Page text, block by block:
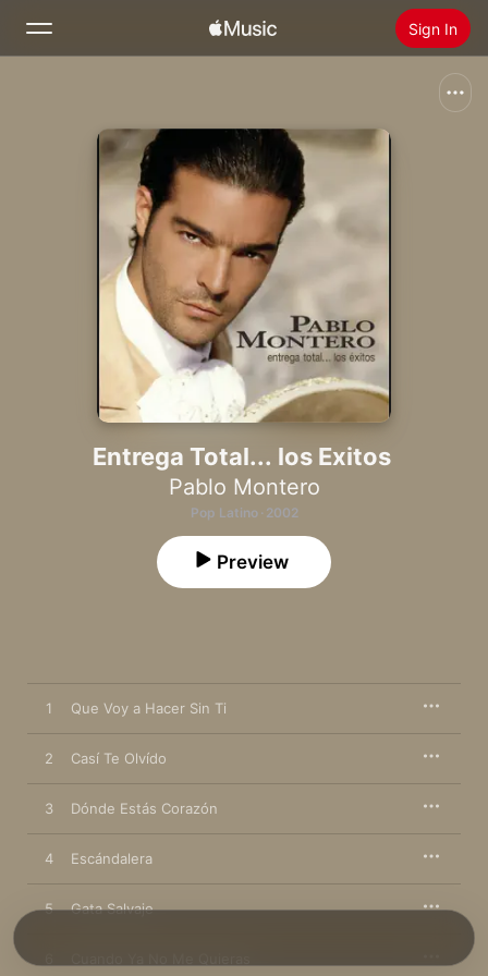
Sign In
Install Apple Music
Entrega Total... los Exitos
Pablo Montero
Pop Latino · 2002
Preview
1 Que Voy a Hacer Sin Ti
2 Casí Te Olvído
3 Dónde Estás Corazón
4 Escándalera
5 Gata Salvaje